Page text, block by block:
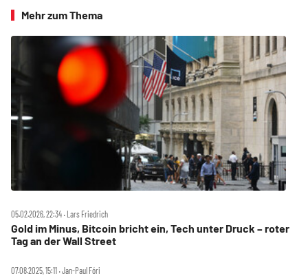
Mehr zum Thema
05.02.2026, 22:34 ‧ Lars Friedrich
Gold im Minus, Bitcoin bricht ein, Tech unter Druck – roter
Tag an der Wall Street
07.08.2025, 15:11 ‧ Jan-Paul Fóri